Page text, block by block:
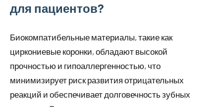
для пациентов?
Биокомпатибельные материалы, такие как
циркониевые коронки, обладают высокой
прочностью и гипоаллергенностью, что
минимизирует риск развития отрицательных
реакций и обеспечивает долговечность зубных